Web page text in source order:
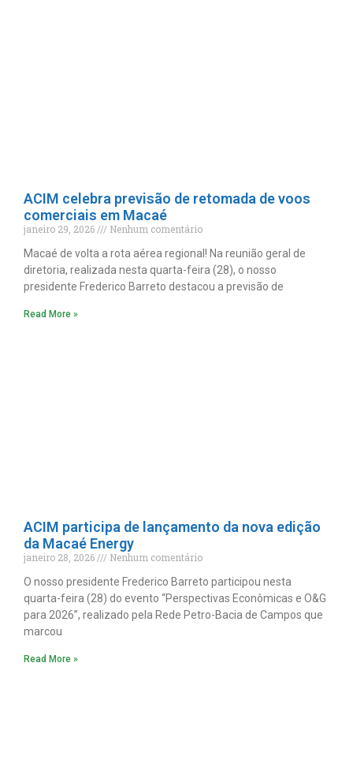
ACIM celebra previsão de retomada de voos
comerciais em Macaé
janeiro 29, 2026
Nenhum comentário
Macaé de volta a rota aérea regional! Na reunião geral de
diretoria, realizada nesta quarta-feira (28), o nosso
presidente Frederico Barreto destacou a previsão de
Read More »
ACIM participa de lançamento da nova edição
da Macaé Energy
janeiro 28, 2026
Nenhum comentário
O nosso presidente Frederico Barreto participou nesta
quarta-feira (28) do evento “Perspectivas Econômicas e O&G
para 2026”, realizado pela Rede Petro-Bacia de Campos que
marcou
Read More »